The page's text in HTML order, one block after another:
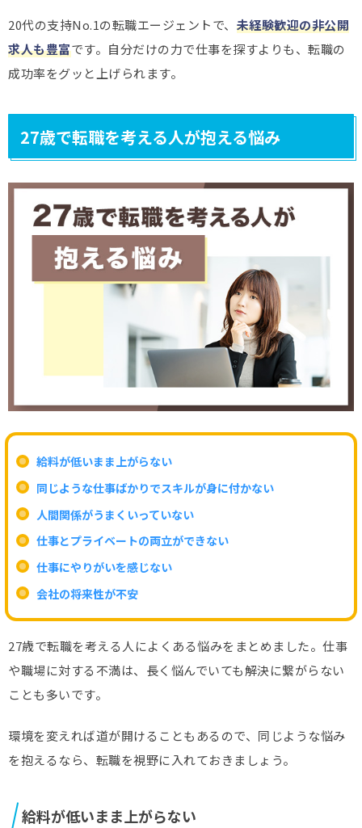
20代の支持No.1の転職エージェントで、 未経験歓迎の非公開
求人も豊富です。自分だけの力で仕事を探すよりも、転職の
成功率をグッと上げられます。
27歳で転職を考える人が抱える悩み
給料が低いまま上がらない
同じような仕事ばかりでスキルが身に付かない
人間関係がうまくいっていない
仕事とプライベートの両立ができない
仕事にやりがいを感じない
会社の将来性が不安
27歳で転職を考える人によくある悩みをまとめました。仕事
や職場に対する不満は、長く悩んでいても解決に繋がらない
ことも多いです。
環境を変えれば道が開けることもあるので、同じような悩み
を抱えるなら、転職を視野に入れておきましょう。
給料が低いまま上がらない